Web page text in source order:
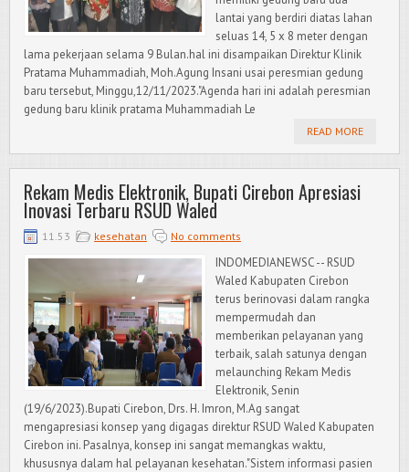
lantai yang berdiri diatas lahan
seluas 14, 5 x 8 meter dengan
lama pekerjaan selama 9 Bulan.hal ini disampaikan Direktur Klinik
Pratama Muhammadiah, Moh.Agung Insani usai peresmian gedung
baru tersebut, Minggu,12/11/2023."Agenda hari ini adalah peresmian
gedung baru klinik pratama Muhammadiah Le
READ MORE
Rekam Medis Elektronik, Bupati Cirebon Apresiasi
Inovasi Terbaru RSUD Waled
11.53 kesehatan No comments
INDOMEDIANEWSC -- RSUD
Waled Kabupaten Cirebon
terus berinovasi dalam rangka
mempermudah dan
memberikan pelayanan yang
terbaik, salah satunya dengan
melaunching Rekam Medis
Elektronik, Senin
(19/6/2023).Bupati Cirebon, Drs. H. Imron, M.Ag sangat
mengapresiasi konsep yang digagas direktur RSUD Waled Kabupaten
Cirebon ini. Pasalnya, konsep ini sangat memangkas waktu,
khususnya dalam hal pelayanan kesehatan."Sistem informasi pasien